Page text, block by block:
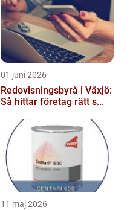
01 juni 2026
Redovisningsbyrå i Växjö:
Så hittar företag rätt s...
11 maj 2026